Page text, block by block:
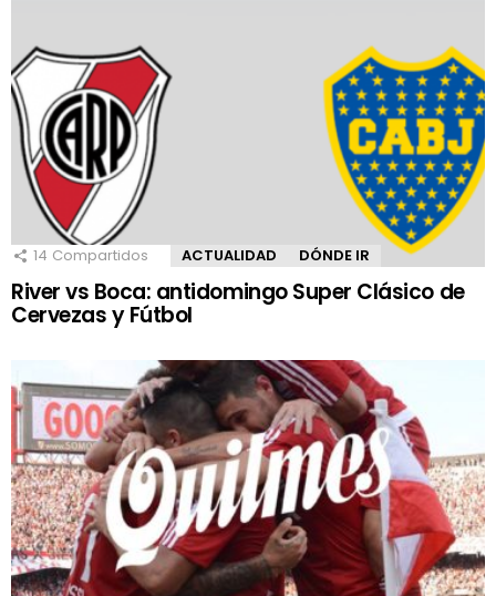
14 Compartidos ACTUALIDAD DÓNDE IR
River vs Boca: antidomingo Super Clásico de
Cervezas y Fútbol